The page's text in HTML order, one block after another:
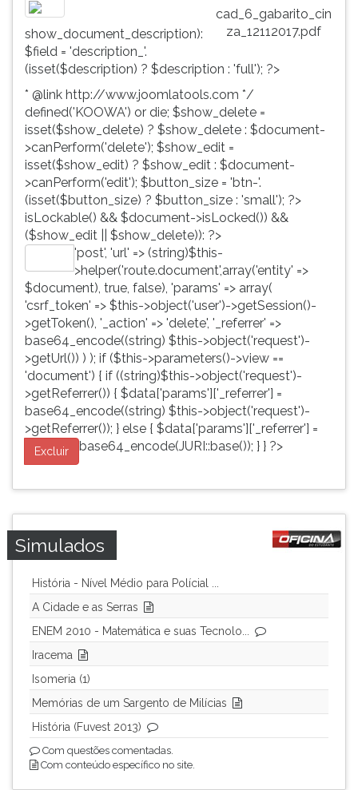
cad_6_gabarito_cin
za_12112017.pdf
show_document_description):
$field = 'description_'.
(isset($description) ? $description : 'full'); ?>
* @link http://www.joomlatools.com */
defined('KOOWA') or die; $show_delete =
isset($show_delete) ? $show_delete : $document-
>canPerform('delete'); $show_edit =
isset($show_edit) ? $show_edit : $document-
>canPerform('edit'); $button_size = 'btn-'.
(isset($button_size) ? $button_size : 'small'); ?>
isLockable() && $document->isLocked()) &&
($show_edit || $show_delete)): ?>
'post', 'url' => (string)$this-
>helper('route.document',array('entity' =>
$document), true, false), 'params' => array(
'csrf_token' => $this->object('user')->getSession()-
>getToken(), '_action' => 'delete', '_referrer' =>
base64_encode((string) $this->object('request')-
>getUrl()) ) ); if ($this->parameters()->view ==
'document') { if ((string)$this->object('request')-
>getReferrer()) { $data['params']['_referrer'] =
base64_encode((string) $this->object('request')-
>getReferrer()); } else { $data['params']['_referrer'] =
base64_encode(JURI::base()); } } ?>
Excluir
Simulados
História - Nível Médio para Polícial ...
A Cidade e as Serras
ENEM 2010 - Matemática e suas Tecnolo...
Iracema
Isomeria (1)
Memórias de um Sargento de Milícias
História (Fuvest 2013)
Com questões comentadas.
Com conteúdo específico no site.